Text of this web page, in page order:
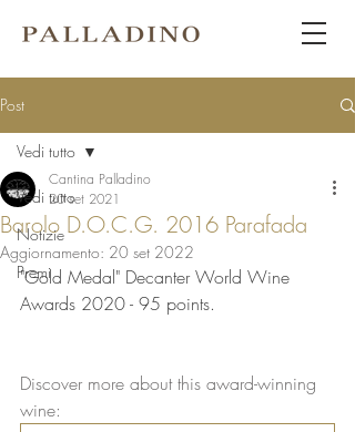
Post
Vedi tutto
Notizie
Premi
Vedi tutto
Barolo D.O.C.G. 2016 Parafada
Cantina Palladino
20 set 2021
Aggiornamento: 20 set 2022
"Gold Medal" Decanter World Wine
Awards 2020 - 95 points.
Discover more about this award-winning
wine: